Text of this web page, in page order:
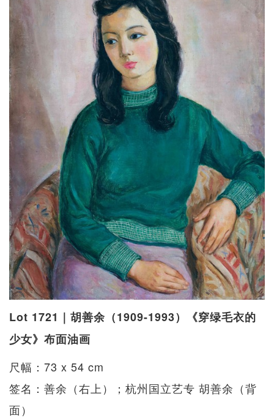
Lot 1721｜胡善余（1909-1993）《穿绿毛衣的
少女》布面油画
尺幅：73 x 54 cm
签名：善余（右上）；杭州国立艺专 胡善余（背
面）